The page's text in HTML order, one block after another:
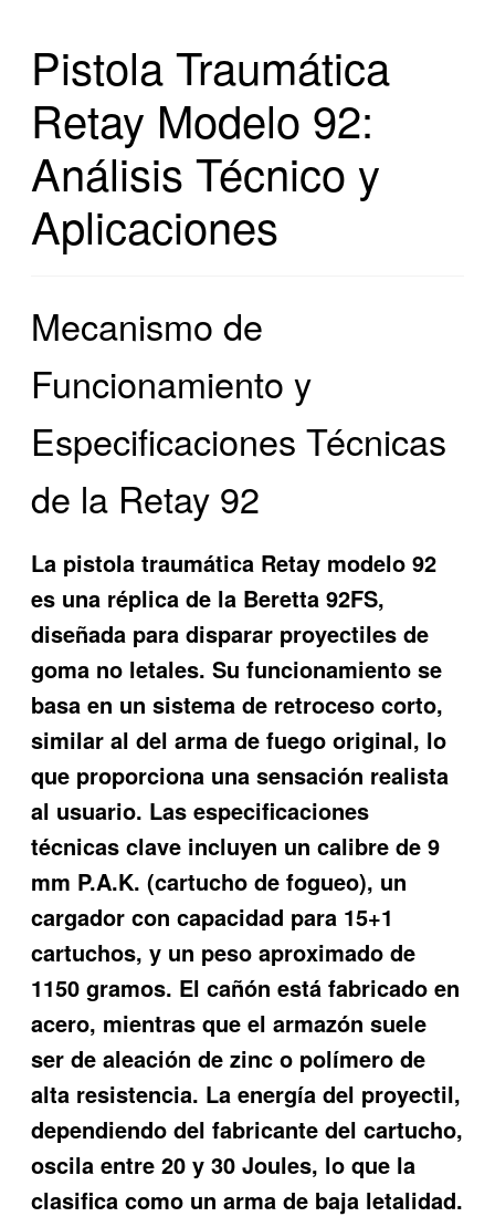
Pistola Traumática
Retay Modelo 92:
Análisis Técnico y
Aplicaciones
Mecanismo de
Funcionamiento y
Especificaciones Técnicas
de la Retay 92
La pistola traumática Retay modelo 92
es una réplica de la Beretta 92FS,
diseñada para disparar proyectiles de
goma no letales. Su funcionamiento se
basa en un sistema de retroceso corto,
similar al del arma de fuego original, lo
que proporciona una sensación realista
al usuario. Las especificaciones
técnicas clave incluyen un calibre de 9
mm P.A.K. (cartucho de fogueo), un
cargador con capacidad para 15+1
cartuchos, y un peso aproximado de
1150 gramos. El cañón está fabricado en
acero, mientras que el armazón suele
ser de aleación de zinc o polímero de
alta resistencia. La energía del proyectil,
dependiendo del fabricante del cartucho,
oscila entre 20 y 30 Joules, lo que la
clasifica como un arma de baja letalidad.